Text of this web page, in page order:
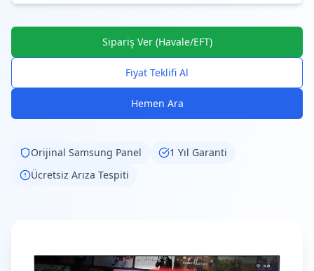
Sipariş Ver (Havale/EFT)
Fiyat Teklifi Al
Hemen Ara
Orijinal Samsung Panel
1 Yıl Garanti
Ücretsiz Arıza Tespiti